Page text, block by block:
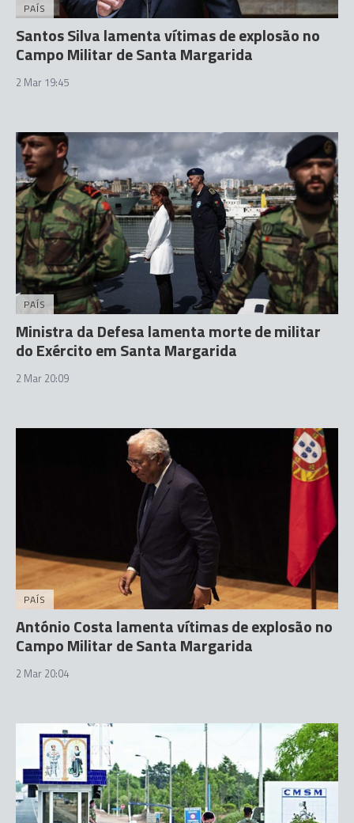
PAÍS
Santos Silva lamenta vítimas de explosão no
Campo Militar de Santa Margarida
2 Mar 19:45
PAÍS
Ministra da Defesa lamenta morte de militar
do Exército em Santa Margarida
2 Mar 20:09
PAÍS
António Costa lamenta vítimas de explosão no
Campo Militar de Santa Margarida
2 Mar 20:04